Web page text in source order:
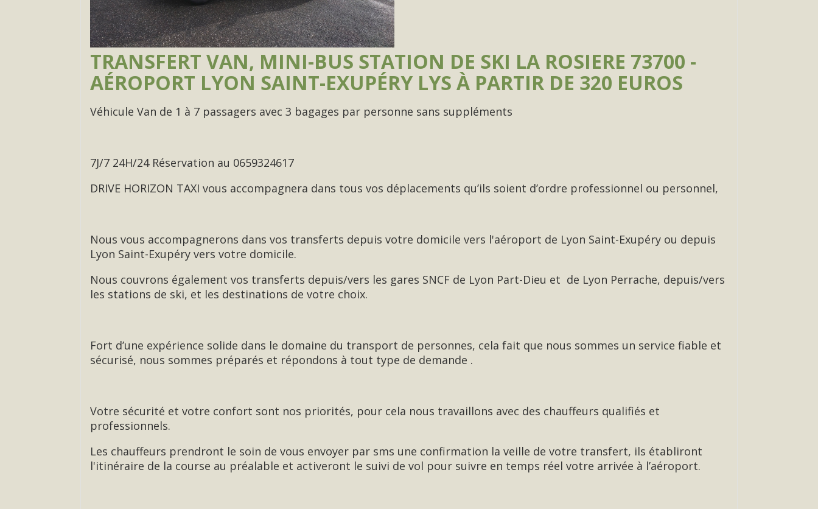
TRANSFERT VAN, MINI-BUS STATION DE SKI LA ROSIERE 73700 -
AÉROPORT LYON SAINT-EXUPÉRY LYS À PARTIR DE 320 EUROS
Véhicule Van de 1 à 7 passagers avec 3 bagages par personne sans suppléments
7J/7 24H/24 Réservation au 0659324617
DRIVE HORIZON TAXI vous accompagnera dans tous vos déplacements qu’ils soient d’ordre professionnel ou personnel,
Nous vous accompagnerons dans vos transferts depuis votre domicile vers l'aéroport de Lyon Saint-Exupéry ou depuis
Lyon Saint-Exupéry vers votre domicile.
Nous couvrons également vos transferts depuis/vers les gares SNCF de Lyon Part-Dieu et de Lyon Perrache, depuis/vers
les stations de ski, et les destinations de votre choix.
Fort d’une expérience solide dans le domaine du transport de personnes, cela fait que nous sommes un service fiable et
sécurisé, nous sommes préparés et répondons à tout type de demande .
Votre sécurité et votre confort sont nos priorités, pour cela nous travaillons avec des chauffeurs qualifiés et
professionnels.
Les chauffeurs prendront le soin de vous envoyer par sms une confirmation la veille de votre transfert, ils établiront
l'itinéraire de la course au préalable et activeront le suivi de vol pour suivre en temps réel votre arrivée à l’aéroport.